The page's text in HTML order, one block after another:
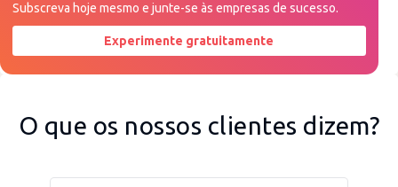
Peça uma demonstração agora
Subscreva hoje mesmo e junte-se às empresas de sucesso.
Experimente gratuitamente
O que os nossos clientes dizem?